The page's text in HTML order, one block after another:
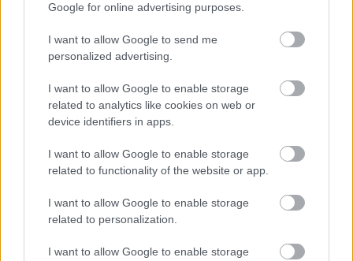
Google for online advertising purposes.
I want to allow Google to send me
personalized advertising.
I want to allow Google to enable storage
related to analytics like cookies on web or
device identifiers in apps.
I want to allow Google to enable storage
related to functionality of the website or app.
I want to allow Google to enable storage
related to personalization.
I want to allow Google to enable storage
Անիմե ոճի ֆան-արտ՝ Սև դանակի զրահով
Tarnished-ի պատկերով, որը կռվում է երկու
քաջարի գարգոյլների հետ Սիոֆրա ջրամբարի
կապույտ լուսավորված ավերակներում։.
Սեղմեք կամ հպեք պատկերին՝ ավելի շատ
տեղեկություններ և ավելի բարձր թույլտվությամբ
պատկերներ ստանալու համար։